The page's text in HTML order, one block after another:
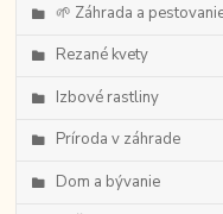
🌱 Záhrada a
Rezané kvety
Izbové rastliny
Príroda v záhrade
Dom a bývanie